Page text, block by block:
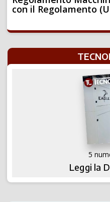
con il Regolamento
5
Leggi la